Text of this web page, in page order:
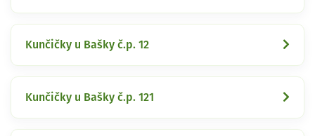
Kunčičky u Bašky č.p. 12
Kunčičky u Bašky č.p. 121